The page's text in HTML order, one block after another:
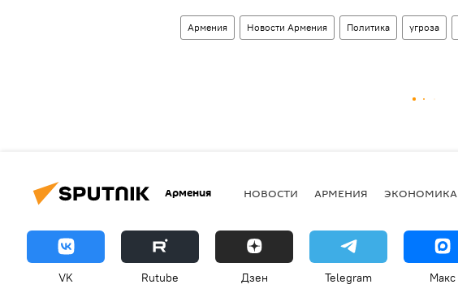
Армения Новости Армения Политика угроза
Армения НОВОСТИ АРМЕНИЯ ЭКОНОМИКА
VK Rutube Дзен Telegram Макс